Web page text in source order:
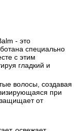
- это
специально
с этим
гладкий и
волосы, создавая
при
от